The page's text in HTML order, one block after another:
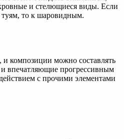
и стелющиеся виды. Если
туям, то к шаровидным.
композиции можно составлять
впечатляющие прогрессивным
с прочими элементами